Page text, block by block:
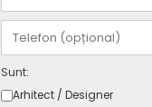
Sunt:
Arhitect / Designer